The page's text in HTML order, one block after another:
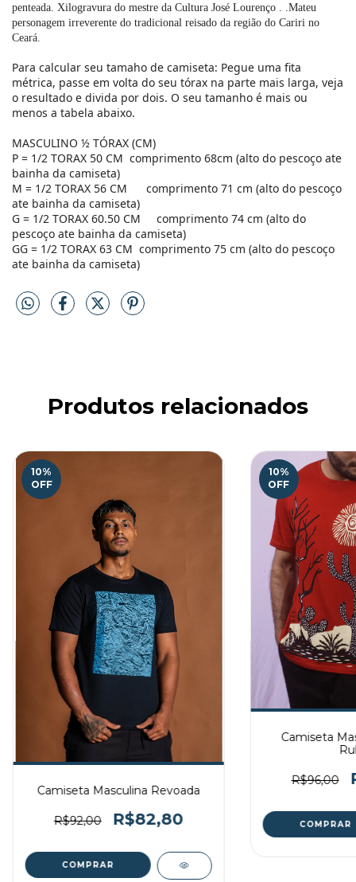
penteada. Xilogravura do mestre da Cultura José Lourenço .
.Mateu
personagem irreverente do tradicional reisado da região do Cariri no
Ceará.
Para calcular seu tamaho de camiseta: Pegue uma fita
métrica, passe em volta do seu tórax na parte mais larga, veja
o resultado e divida por dois. O seu tamanho é mais ou
menos a tabela abaixo.
MASCULINO ½ TÓRAX (CM)
P = 1/2 TORAX 50 CM comprimento 68cm (alto do pescoço ate
bainha da camiseta)
M = 1/2 TORAX 56 CM
comprimento 71 cm (alto do pescoço
ate bainha da camiseta)
G = 1/2 TORAX 60.50 CM
comprimento 74 cm (alto do
pescoço ate bainha da camiseta)
GG = 1/2 TORAX 63 CM comprimento 75 cm (alto do pescoço
ate bainha da camiseta)
Produtos relacionados
10%
OFF
Camiseta Masculina Revoada
R$92,00 R$82,80
COMPRAR
10%
OFF
Camiseta
R$96,00
COMPRAR